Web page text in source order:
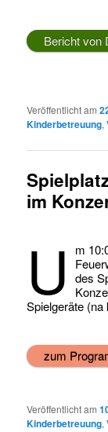
Bericht von
Veröffentlicht am
Kinderbetreuung,
im
U
m
des
Spielgeräte
zum
Veröffentlicht am
Kinderbetreuung,